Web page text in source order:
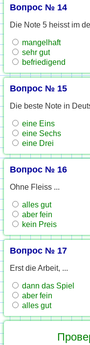
Вопрос № 14
Die Note 5 heisst im
mangelhaft
sehr gut
befriedigend
Вопрос № 15
Die beste Note in
eine Eins
eine Sechs
eine Drei
Вопрос № 16
Ohne Fleiss ...
alles gut
aber fein
kein Preis
Вопрос № 17
Erst die Arbeit, ...
dann das Spiel
aber fein
alles gut